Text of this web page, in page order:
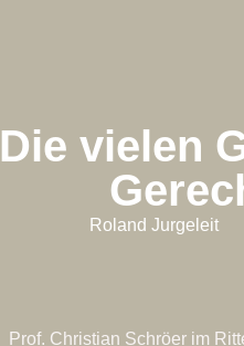
Die vielen
Roland Jurgeleit